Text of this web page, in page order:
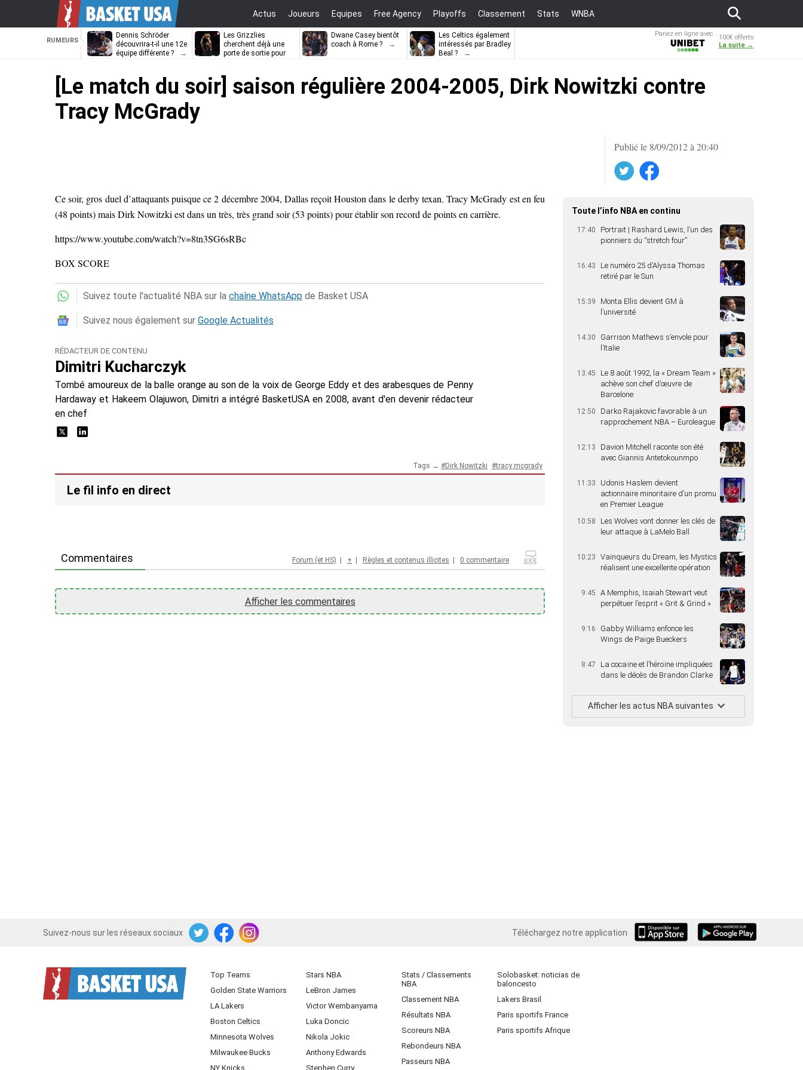
Actus Joueurs Equipes Free Agency Playoffs Classement Stats WNBA
RUMEURS
Dennis Schröder
découvrira-t-il une 12e
équipe différente ?
Les Grizzlies
cherchent déjà une
porte de sortie pour
Dwane Casey bientôt
coach à Rome ?
Les Celtics également
intéressés par Bradley
Beal ?
Pariez en ligne avec
100€ offerts
La suite →
[Le match du soir] saison régulière 2004-2005, Dirk Nowitzki contre
Tracy McGrady
Publié le 8/09/2012 à 20:40
Facebook
Ce soir, gros duel d’attaquants puisque ce 2 décembre 2004, Dallas reçoit Houston dans le derby texan. Tracy McGrady est en feu
(48 points) mais Dirk Nowitzki est dans un très, très grand soir (53 points) pour établir son record de points en carrière.
https://www.youtube.com/watch?v=8tn3SG6sRBc
BOX SCORE
Suivez toute l'actualité NBA sur la chaîne WhatsApp de Basket USA
Suivez nous également sur Google Actualités
RÉDACTEUR DE CONTENU
Dimitri Kucharczyk
Tombé amoureux de la balle orange au son de la voix de George Eddy et des arabesques de Penny
Hardaway et Hakeem Olajuwon, Dimitri a intégré BasketUSA en 2008, avant d'en devenir rédacteur
en chef
Tags → Dirk Nowitzki tracy mcgrady
Le fil info en direct
Commentaires Forum (et HS) + Règles et contenus illicites 0 commentaire
Afficher les commentaires
Toute l’info NBA en continu
17:40
Portrait | Rashard Lewis, l’un des
pionniers du “stretch four”
16:43
Le numéro 25 d’Alyssa Thomas
retiré par le Sun
15:39
Monta Ellis devient GM à
l’université
14:30
Garrison Mathews s’envole pour
l’Italie
13:45
Le 8 août 1992, la « Dream Team »
achève son chef d’œuvre de
Barcelone
12:50
Darko Rajakovic favorable à un
rapprochement NBA – Euroleague
12:13
Davion Mitchell raconte son été
avec Giannis Antetokounmpo
11:33
Udonis Haslem devient
actionnaire minoritaire d’un promu
en Premier League
10:58
Les Wolves vont donner les clés de
leur attaque à LaMelo Ball
10:23
Vainqueurs du Dream, les Mystics
réalisent une excellente opération
9:45
A Memphis, Isaiah Stewart veut
perpétuer l’esprit « Grit & Grind »
9:16
Gabby Williams enfonce les
Wings de Paige Bueckers
8:47
La cocaïne et l’héroïne impliquées
dans le décès de Brandon Clarke
Afficher les actus NBA suivantes
Suivez-nous sur les réseaux sociaux
TwitterFacebookInstagram Téléchargez notre application
iOS Android
Top Teams
Golden State Warriors
LA Lakers
Boston Celtics
Minnesota Wolves
Milwaukee Bucks
NY Knicks
Stars NBA
LeBron James
Victor Wembanyama
Luka Doncic
Nikola Jokic
Anthony Edwards
Stephen Curry
Stats / Classements
NBA
Classement NBA
Résultats NBA
Scoreurs NBA
Rebondeurs NBA
Passeurs NBA
Solobasket: noticias de
baloncesto
Lakers Brasil
Paris sportifs France
Paris sportifs Afrique